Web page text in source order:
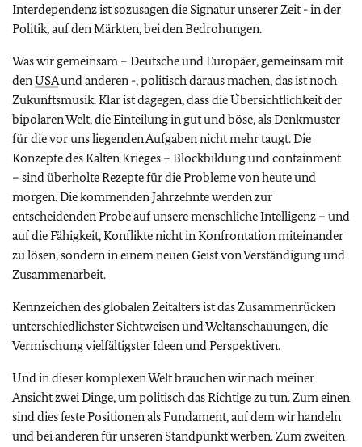
Interdependenz ist sozusagen die Signatur unserer Zeit - in der
Politik, auf den Märkten, bei den Bedrohungen.
Was wir gemeinsam – Deutsche und Europäer, gemeinsam mit
denUSAund anderen -, politisch daraus machen, das ist noch
Zukunftsmusik. Klar ist dagegen, dass die Übersichtlichkeit der
bipolaren Welt, die Einteilung in gut und böse, als Denkmuster
für die vor uns liegenden Aufgaben nicht mehr taugt. Die
Konzepte des Kalten Krieges – Blockbildung und containment
– sind überholte Rezepte für die Probleme von heute und
morgen. Die kommenden Jahrzehnte werden zur
entscheidenden Probe auf unsere menschliche Intelligenz – und
auf die Fähigkeit, Konflikte nicht in Konfrontation miteinander
zu lösen, sondern in einem neuen Geist von Verständigung und
Zusammenarbeit.
Kennzeichen des globalen Zeitalters ist das Zusammenrücken
unterschiedlichster Sichtweisen und Weltanschauungen, die
Vermischung vielfältigster Ideen und Perspektiven.
Und in dieser komplexen Welt brauchen wir nach meiner
Ansicht zwei Dinge, um politisch das Richtige zu tun. Zum einen
sind dies feste Positionen als Fundament, auf dem wir handeln
und bei anderen für unseren Standpunkt werben. Zum zweiten